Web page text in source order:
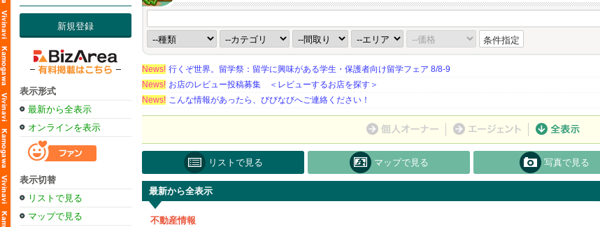
新規登録
表示形式
最新から全表示
オンラインを表示
表示切替
リストで見る
マップで見る
条件指定
News! 行くぞ世界。留学祭：留学に興味がある学生・保護者向け留学フェア 8/8-9
News! お店のレビュー投稿募集 ＜レビューするお店を探す＞
News! こんな情報があったら、びびなびへご連絡ください！
リストで見る マップで見る 写真で見る
最新から全表示
不動産情報